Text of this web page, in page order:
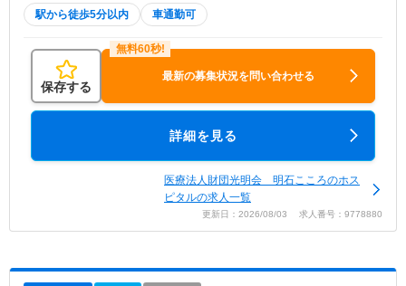
駅から徒歩5分以内 車通勤可
保存する
最新の募集状況を問い合わせる
詳細を見る
医療法人財団光明会 明石こころのホス
ピタルの求人一覧
更新日：2026/08/03 求人番号：9778880